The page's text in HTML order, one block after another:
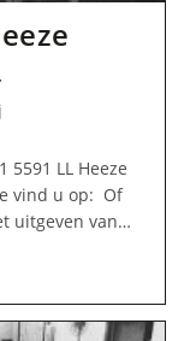
5591 LL Heeze
vind u op: Of
uitgeven van…